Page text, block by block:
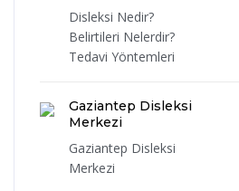
Disleksi Nedir?
Belirtileri Nelerdir?
Tedavi Yöntemleri
Gaziantep Disleksi
Merkezi
Gaziantep Disleksi
Merkezi